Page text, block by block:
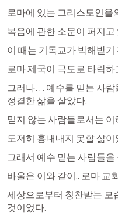
로마에 있는 그리스도인을
복음에 관한 소문이 퍼지고
이 때는 기독교가 박해받기
로마 제국이 극도로 타락
그러나… 예수를 믿는 사람
정결한 삶을 살았다.
믿지 않는 사람들로서는 이
도저히 흉내내지 못할 삶이
그래서 예수 믿는 사람들
바울은 이와 같이.. 로마 교
세상으로부터 칭찬받는 모
것이었다.